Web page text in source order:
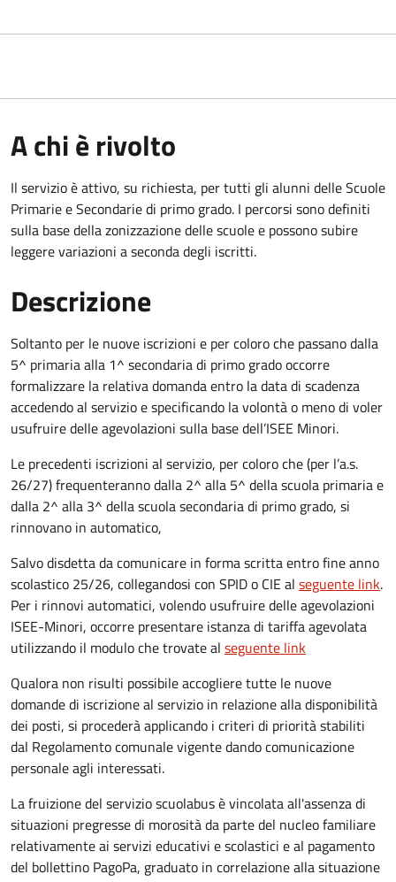
A chi è rivolto
Il servizio è attivo, su richiesta, per tutti gli alunni delle Scuole
Primarie e Secondarie di primo grado. I percorsi sono definiti
sulla base della zonizzazione delle scuole e possono subire
leggere variazioni a seconda degli iscritti.
Descrizione
Soltanto per le nuove iscrizioni e per coloro che passano dalla
5^ primaria alla 1^ secondaria di primo grado occorre
formalizzare la relativa domanda entro la data di scadenza
accedendo al servizio e specificando la volontà o meno di voler
usufruire delle agevolazioni sulla base dell’ISEE Minori.
Le precedenti iscrizioni al servizio, per coloro che (per l’a.s.
26/27) frequenteranno dalla 2^ alla 5^ della scuola primaria e
dalla 2^ alla 3^ della scuola secondaria di primo grado, si
rinnovano in automatico,
Salvo disdetta da comunicare in forma scritta entro fine anno
scolastico 25/26, collegandosi con SPID o CIE al seguente link.
Per i rinnovi automatici, volendo usufruire delle agevolazioni
ISEE-Minori, occorre presentare istanza di tariffa agevolata
utilizzando il modulo che trovate al seguente link
Qualora non risulti possibile accogliere tutte le nuove
domande di iscrizione al servizio in relazione alla disponibilità
dei posti, si procederà applicando i criteri di priorità stabiliti
dal Regolamento comunale vigente dando comunicazione
personale agli interessati.
La fruizione del servizio scuolabus è vincolata all'assenza di
situazioni pregresse di morosità da parte del nucleo familiare
relativamente ai servizi educativi e scolastici e al pagamento
del bollettino PagoPa, graduato in correlazione alla situazione